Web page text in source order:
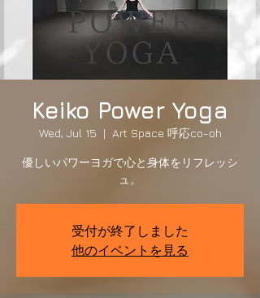
Keiko Power Yoga
Wed, Jul 15
  |
Art Space 呼応co-oh
優しいパワーヨガで心と身体をリフレッシ
ュ。
受付が終了しました
他のイベントを見る